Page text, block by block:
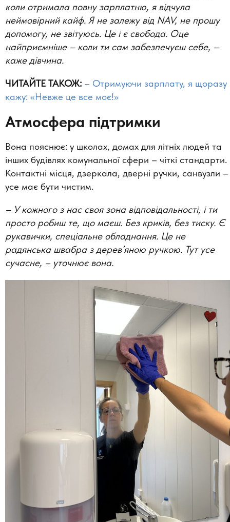
коли отримала повну зарплатню, я відчула
неймовірний кайф. Я не залежу від NAV, не прошу
допомогу, не звітуюсь. Це і є свобода. Оце
найприємніше – коли ти сам забезпечуєш себе, –
каже дівчина.
ЧИТАЙТЕ ТАКОЖ: – Отримуючи зарплату, я щоразу
кажу: «Невже це все моє!»
Атмосфера підтримки
Вона пояснює: у школах, домах для літніх людей та
інших будівлях комунальної сфери – чіткі стандарти.
Контактні місця, дзеркала, дверні ручки, санвузли –
усе має бути чистим.
– У кожного з нас своя зона відповідальності, і ти
просто робиш те, що маєш. Без криків, без тиску. Є
рукавички, спеціальне обладнання. Це не
радянська швабра з дерев’яною ручкою. Тут усе
сучасне, –уточнює вона.